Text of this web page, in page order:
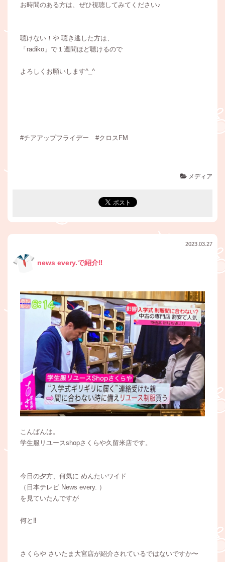
お時間のある方は、ぜひ視聴してみてください♪
聴けない！や 聴き逃した方は、
「radiko」で１週間ほど聴けるので
よろしくお願いします^_^
#チアアップフライデー #クロスFM
メディア
2023.03.27
news every.で紹介‼︎
こんばんは。
学生服リユースshopさくらや久留米店です。
今日の夕方、何気に めんたいワイド
（日本テレビ News every. ）
を見ていたんですが
何と‼︎
さくらや さいたま大宮店が紹介されているではないですか〜